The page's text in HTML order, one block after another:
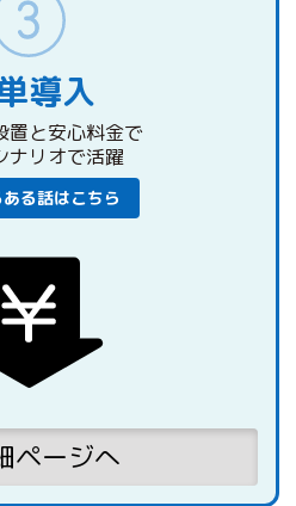
導入
置と安心料金で
ナリオで活躍
る話はこちら
ページへ